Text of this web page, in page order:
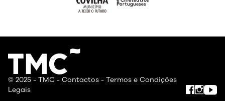
© 2025 - TMC - Contactos - Termos e Condições
Legais